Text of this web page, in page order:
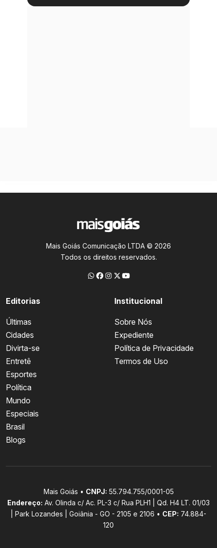
Mais Goiás Comunicação LTDA © 2026
Todos os direitos reservados.
Editorias
Últimas
Cidades
Divirta-se
Entretê
Esportes
Política
Mundo
Especiais
Brasil
Blogs
Institucional
Sobre Nós
Expediente
Política de Privacidade
Termos de Uso
Mais Goiás • CNPJ: 55.794.755/0001-05
Endereço: Av. Olinda c/ Ac. PL-3 c/ Rua PLH1 | Qd. H4 LT. 01/03
| Park Lozandes | Goiânia - GO - 2105 e 2106 • CEP: 74.884-
120